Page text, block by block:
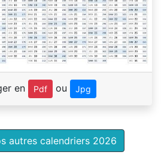
en Pdf ou Jpg
autres calendriers 2026